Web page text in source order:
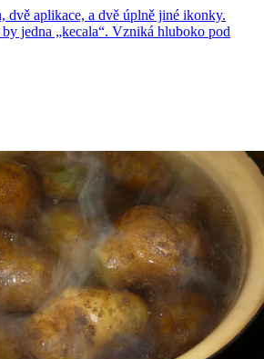
dvě aplikace, a dvě úplně jiné ikonky.
jedna „kecala“. Vzniká hluboko pod